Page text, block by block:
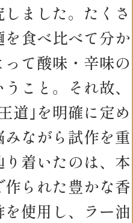
ました。たくさ
食べ比べて分か
て酸味・辛味の
こと。それ故、
道｣を明確に定め
ながら試作を重
着いたのは、本
られた豊かな香
を使用し、ラー油